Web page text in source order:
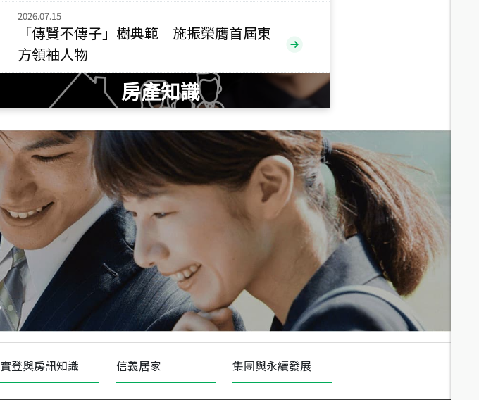
115 年 07 月 成交
台北市中山區長春路
總價
115年07月 成交
十泉十美
台北市北投區光明路
總價
1,020萬
年 07 月 成交
四維天廈
新竹市新竹市四維路
總價
490萬
115 月 成交
菁英典藏
新竹市新竹市慈祥路
1,808
2026.07.15
「傳賢不傳子」樹典範 施振榮膺首屆東
方領袖人物
房產知識
實登與房訊知識 信義居家 集團與永續發展